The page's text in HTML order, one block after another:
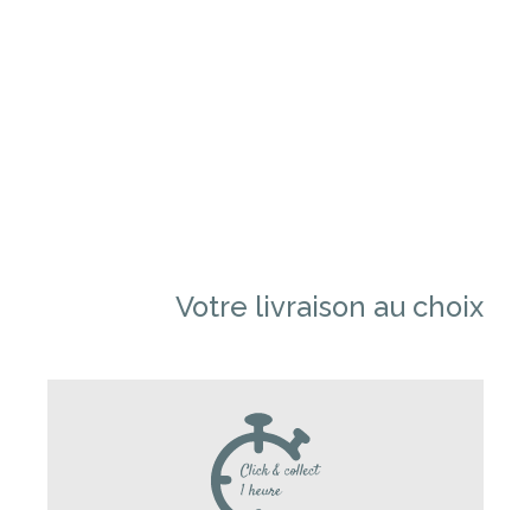
Votre livraison au choix